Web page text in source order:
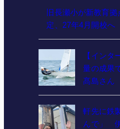
旧長瀬小が新教育
定、27年4月開校
【イン
量の成果
髙島さん
軒先に鉄
んで」